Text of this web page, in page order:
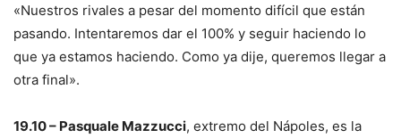
«Nuestros rivales a pesar del momento difícil que están
pasando. Intentaremos dar el 100% y seguir haciendo lo
que ya estamos haciendo. Como ya dije, queremos llegar a
otra final».
19.10 – Pasquale Mazzucci, extremo del Nápoles, es la